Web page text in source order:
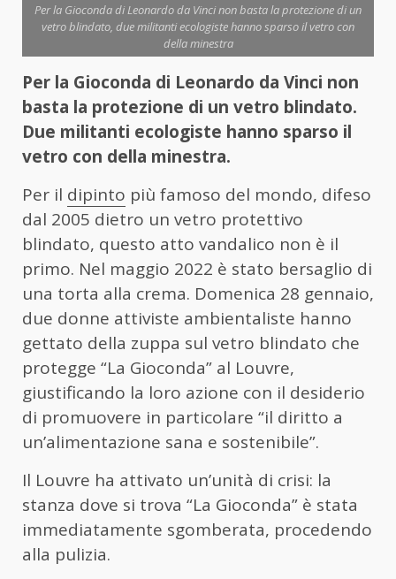
Per la Gioconda di Leonardo da Vinci non basta la protezione di un
vetro blindato, due militanti ecologiste hanno sparso il vetro con
della minestra
Per la Gioconda di Leonardo da Vinci non
basta la protezione di un vetro blindato.
Due militanti ecologiste hanno sparso il
vetro con della minestra.
Per il dipinto più famoso del mondo, difeso
dal 2005 dietro un vetro protettivo
blindato, questo atto vandalico non è il
primo. Nel maggio 2022 è stato bersaglio di
una torta alla crema. Domenica 28 gennaio,
due donne attiviste ambientaliste hanno
gettato della zuppa sul vetro blindato che
protegge “La Gioconda” al Louvre,
giustificando la loro azione con il desiderio
di promuovere in particolare “il diritto a
un’alimentazione sana e sostenibile”.
Il Louvre ha attivato un’unità di crisi: la
stanza dove si trova “La Gioconda” è stata
immediatamente sgomberata, procedendo
alla pulizia.